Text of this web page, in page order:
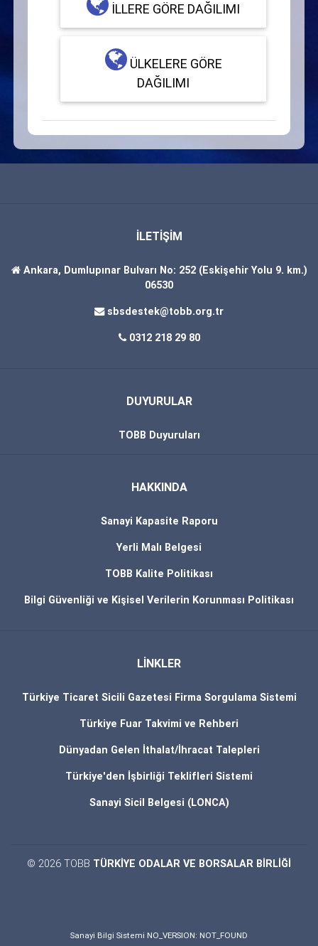
İLLERE GÖRE DAĞILIMI
ÜLKELERE GÖRE
DAĞILIMI
İLETİŞİM
Ankara, Dumlupınar Bulvarı No: 252 (Eskişehir Yolu 9. km.)
06530
sbsdestek@tobb.org.tr
0312 218 29 80
DUYURULAR
TOBB Duyuruları
HAKKINDA
Sanayi Kapasite Raporu
Yerli Malı Belgesi
TOBB Kalite Politikası
Bilgi Güvenliği ve Kişisel Verilerin Korunması Politikası
LİNKLER
Türkiye Ticaret Sicili Gazetesi Firma Sorgulama Sistemi
Türkiye Fuar Takvimi ve Rehberi
Dünyadan Gelen İthalat/İhracat Talepleri
Türkiye'den İşbirliği Teklifleri Sistemi
Sanayi Sicil Belgesi (LONCA)
© 2026 TOBB TÜRKİYE ODALAR VE BORSALAR BİRLİĞİ
Sanayi Bilgi Sistemi NO_VERSION: NOT_FOUND